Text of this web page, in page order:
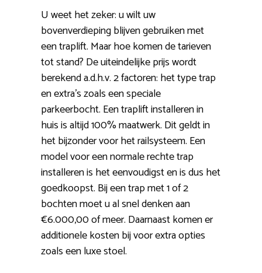
U weet het zeker: u wilt uw
bovenverdieping blijven gebruiken met
een traplift. Maar hoe komen de tarieven
tot stand? De uiteindelijke prijs wordt
berekend a.d.h.v. 2 factoren: het type trap
en extra’s zoals een speciale
parkeerbocht. Een traplift installeren in
huis is altijd 100% maatwerk. Dit geldt in
het bijzonder voor het railsysteem. Een
model voor een normale rechte trap
installeren is het eenvoudigst en is dus het
goedkoopst. Bij een trap met 1 of 2
bochten moet u al snel denken aan
€6.000,00 of meer. Daarnaast komen er
additionele kosten bij voor extra opties
zoals een luxe stoel.